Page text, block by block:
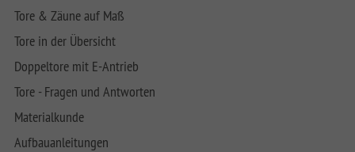
Tore & Zäune auf Maß
Tore in der Übersicht
Doppeltore mit E-Antrieb
Tore - Fragen und Antworten
Materialkunde
Aufbauanleitungen